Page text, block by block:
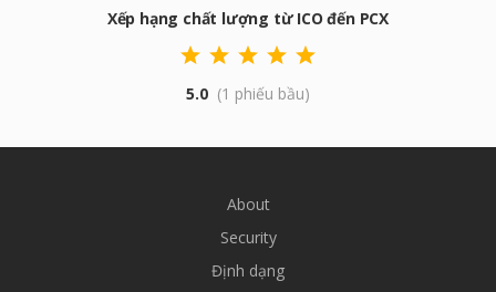
Xếp hạng chất lượng từ ICO đến PCX
5.0 (1 phiếu bầu)
About
Security
Định dạng